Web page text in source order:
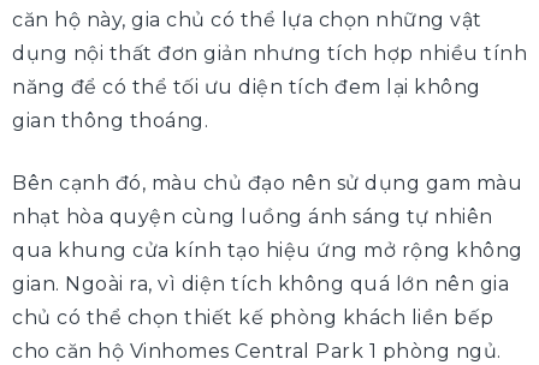
căn hộ này, gia chủ có thể lựa chọn những vật
dụng nội thất đơn giản nhưng tích hợp nhiều tính
năng để có thể tối ưu diện tích đem lại không
gian thông thoáng.
Bên cạnh đó, màu chủ đạo nên sử dụng gam màu
nhạt hòa quyện cùng luồng ánh sáng tự nhiên
qua khung cửa kính tạo hiệu ứng mở rộng không
gian. Ngoài ra, vì diện tích không quá lớn nên gia
chủ có thể chọn thiết kế phòng khách liền bếp
cho căn hộ Vinhomes Central Park 1 phòng ngủ.